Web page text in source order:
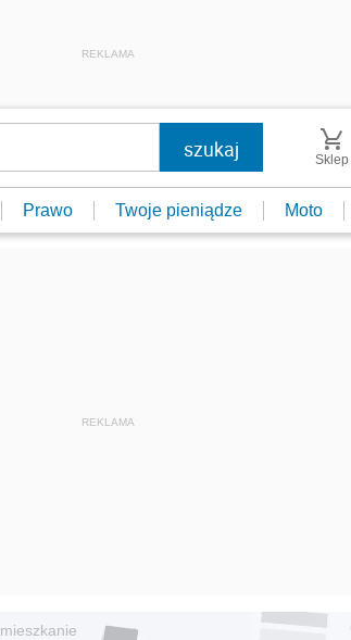
REKLAMA
Sklep
Prawo Twoje pieniądze Moto